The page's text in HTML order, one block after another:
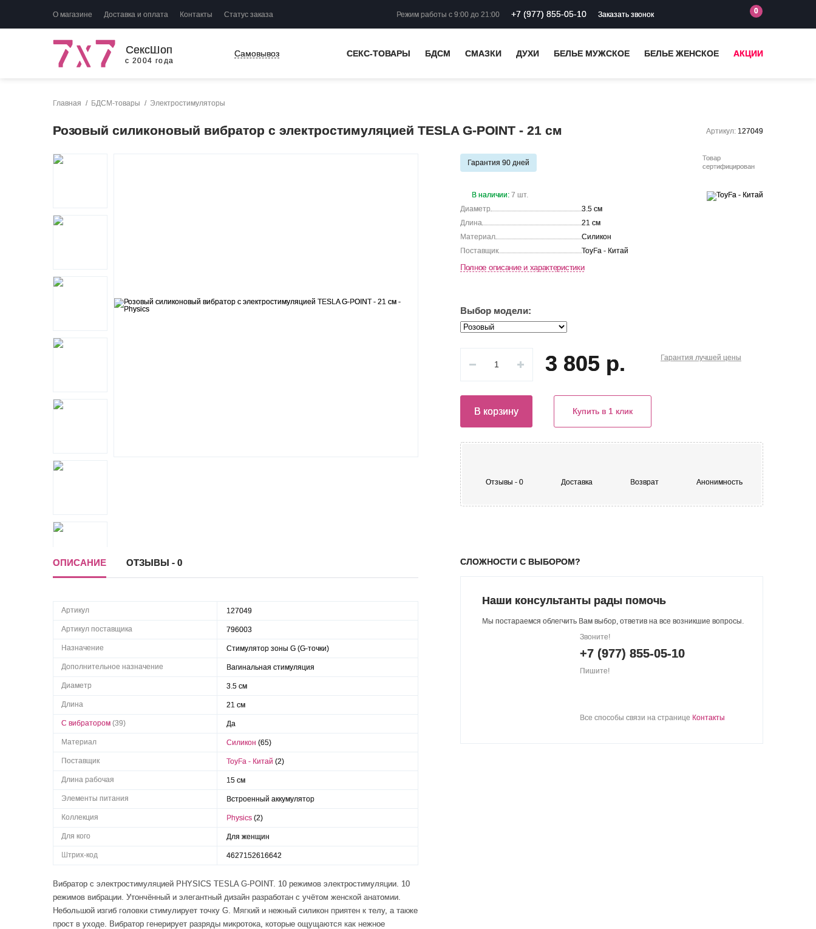
О магазине Доставка и оплата Контакты Статус заказа Режим работы с 9:00 до 21:00 +7 (977) 855-05-10 Заказать звонок 0
СексШоп
с 2004 года
Самовывоз СЕКС-ТОВАРЫ БДСМ СМАЗКИ ДУХИ БЕЛЬЕ МУЖСКОЕ БЕЛЬЕ ЖЕНСКОЕ АКЦИИ
Главная БДСМ-товары Электростимуляторы
Розовый силиконовый вибратор с электростимуляцией TESLA G-POINT - 21 см Артикул: 127049
Гарантия 90 дней
В наличии:7 шт.
Товар
сертифицирован
Диаметр
3.5 см
Длина
21 см
Материал
Силикон
Поставщик
ToyFa - Китай
Полное описание и характеристики
Выбор модели:
Гарантия лучшей цены
3 805 р.
В корзину Купить в 1 клик
Отзывы - 0 Доставка Возврат Анонимность
ОПИСАНИЕ ОТЗЫВЫ - 0
Артикул 127049
Артикул поставщика 796003
Назначение Стимулятор зоны G (G-точки)
Дополнительное назначение Вагинальная стимуляция
Диаметр 3.5 см
Длина 21 см
С вибратором (39) Да
Материал Силикон (65)
Поставщик ToyFa - Китай (2)
Длина рабочая 15 см
Элементы питания Встроенный аккумулятор
Коллекция Physics (2)
Для кого Для женщин
Штрих-код 4627152616642
Вибратор с электростимуляцией PHYSICS TESLA G-POINT. 10 режимов электростимуляции. 10
режимов вибрации. Утончённый и элегантный дизайн разработан с учётом женской анатомии.
Небольшой изгиб головки стимулирует точку G. Мягкий и нежный силикон приятен к телу, а также
прост в уходе. Вибратор генерирует разряды микротока, которые ощущаются как нежное
СЛОЖНОСТИ С ВЫБОРОМ?
Наши консультанты рады помочь
Мы постараемся облегчить Вам выбор, ответив на все возникшие вопросы.
Звоните!
+7 (977) 855-05-10
Пишите!
Все способы связи на странице Контакты